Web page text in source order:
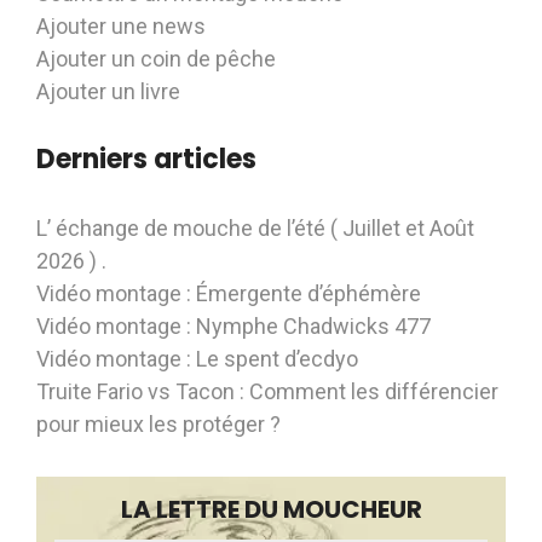
Ajouter une news
Ajouter un coin de pêche
Ajouter un livre
Derniers articles
L’ échange de mouche de l’été ( Juillet et Août
2026 ) .
Vidéo montage : Émergente d’éphémère
Vidéo montage : Nymphe Chadwicks 477
Vidéo montage : Le spent d’ecdyo
Truite Fario vs Tacon : Comment les différencier
pour mieux les protéger ?
LA LETTRE DU MOUCHEUR